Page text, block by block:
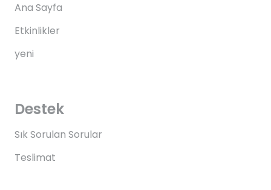
Ana Sayfa
Etkinlikler
yeni
Destek
Sık Sorulan Sorular
Teslimat